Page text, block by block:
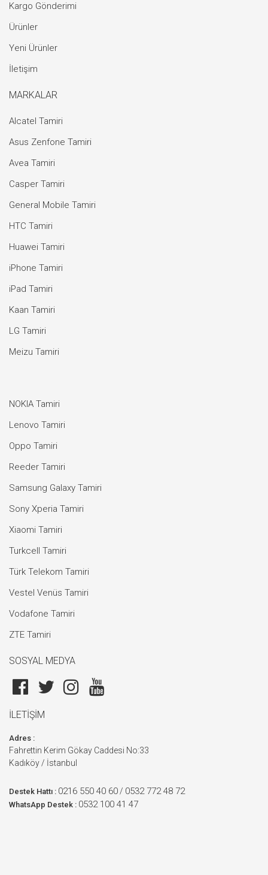
Kargo Gönderimi
Ürünler
Yeni Ürünler
İletişim
MARKALAR
Alcatel Tamiri
Asus Zenfone Tamiri
Avea Tamiri
Casper Tamiri
General Mobile Tamiri
HTC Tamiri
Huawei Tamiri
iPhone Tamiri
iPad Tamiri
Kaan Tamiri
LG Tamiri
Meizu Tamiri
NOKIA Tamiri
Lenovo Tamiri
Oppo Tamiri
Reeder Tamiri
Samsung Galaxy Tamiri
Sony Xperia Tamiri
Xiaomi Tamiri
Turkcell Tamiri
Türk Telekom Tamiri
Vestel Venüs Tamiri
Vodafone Tamiri
ZTE Tamiri
SOSYAL MEDYA
İLETİŞİM
Adres :
Fahrettin Kerim Gökay Caddesi No:33
Kadıköy / İstanbul
Destek Hattı : 0216 550 40 60/ 0532 772 48 72
WhatsApp Destek : 0532 100 41 47